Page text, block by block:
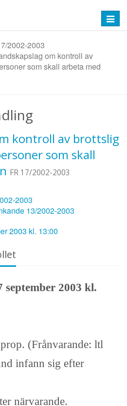
2002-2003
om kontroll av
som skall arbeta med
kontroll av brottslig
som skall
FR 17/2002-2003
2003
13/2002-2003
2003 kl. 13:00
2003 kl.
(Frånvarande: ltl
infann sig efter
närvarande.